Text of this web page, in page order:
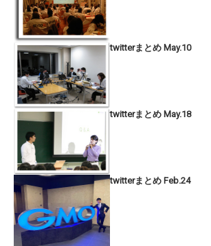
twitterまとめ May.10
twitterまとめ May.18
twitterまとめ Feb.24